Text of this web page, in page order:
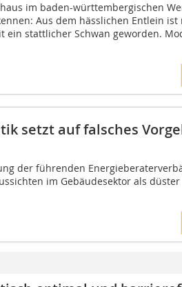
im baden-württembergischen
Aus dem hässlichen Entlein ist
ein stattlicher Schwan geworden.
setzt auf falsches
der führenden
im Gebäudesektor als düster